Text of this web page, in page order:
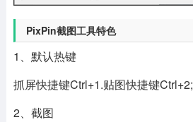
PixPin截图工具特色
1、默认热键
抓屏快捷键Ctrl+1.贴图快捷键Ctrl+2;
2、截图